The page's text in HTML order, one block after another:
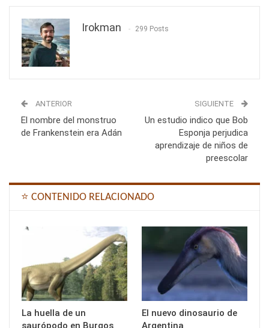
Irokman 299 Posts
ANTERIOR
El nombre del monstruo
de Frankenstein era Adán
SIGUIENTE
Un estudio indico que Bob
Esponja perjudica
aprendizaje de niños de
preescolar
⭐ CONTENIDO RELACIONADO
La huella de un
saurópodo en Burgos
El nuevo dinosaurio de
Argentina